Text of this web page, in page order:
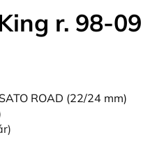
r. 98-09
ROAD (22/24 mm)